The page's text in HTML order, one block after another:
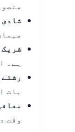
شریک
ہے۔
بات
وقت